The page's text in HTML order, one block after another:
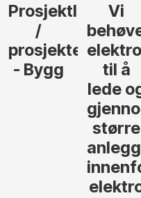
Anlegg
søker
Driftsleder
Elektro
Automasjon
Senior
-